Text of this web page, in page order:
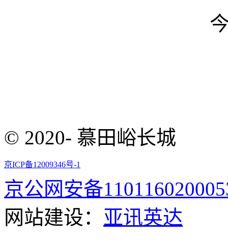
© 2020- 慕田峪长城
京ICP备12009346号-1
京公网安备
网站建设： 亚讯英达